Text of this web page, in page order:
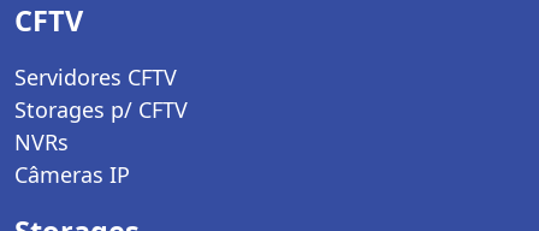
CFTV
Servidores CFTV
Storages p/ CFTV
NVRs
Câmeras IP